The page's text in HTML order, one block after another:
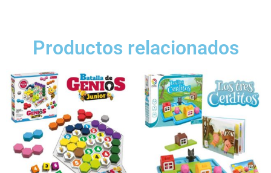
Productos relacionados